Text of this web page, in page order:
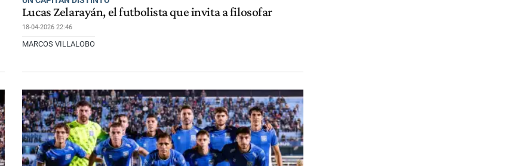
Lucas Zelarayán, el futbolista que invita a filosofar
18-04-2026 22:46
MARCOS VILLALOBO